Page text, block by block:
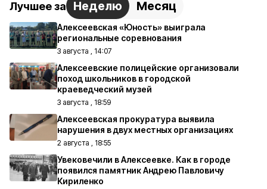
Лучшее за Неделю Месяц
Алексеевская «Юность» выиграла
региональные соревнования
3 августа , 14:07
Алексеевские полицейские организовали
поход школьников в городской
краеведческий музей
3 августа , 18:59
Алексеевская прокуратура выявила
нарушения в двух местных организациях
2 августа , 18:55
Увековечили в Алексеевке. Как в городе
появился памятник Андрею Павловичу
Кириленко